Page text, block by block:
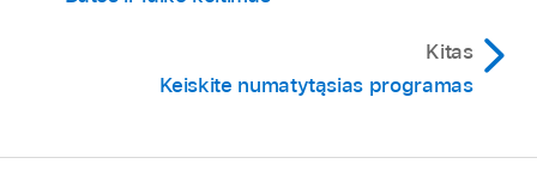
Kitas
Keiskite numatytąsias programas